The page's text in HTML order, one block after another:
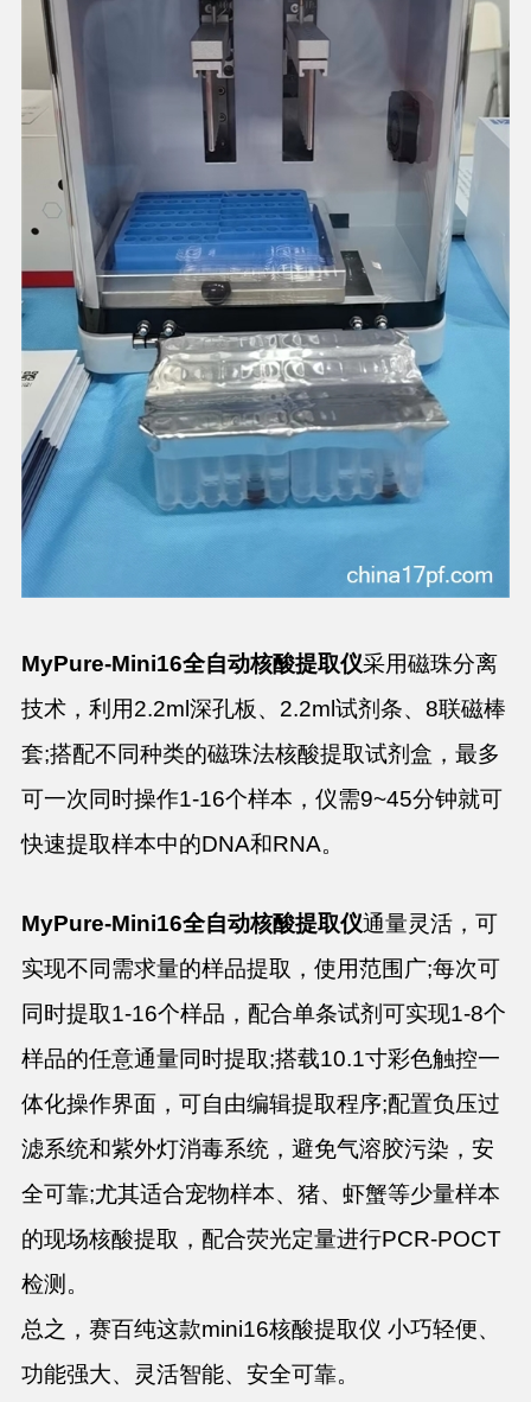
MyPure-Mini16全自动核酸提取仪采用磁珠分离
技术，利用2.2ml深孔板、2.2ml试剂条、8联磁棒
套;搭配不同种类的磁珠法核酸提取试剂盒，最多
可一次同时操作1-16个样本，仪需9~45分钟就可
快速提取样本中的DNA和RNA。
MyPure-Mini16全自动核酸提取仪通量灵活，可
实现不同需求量的样品提取，使用范围广;每次可
同时提取1-16个样品，配合单条试剂可实现1-8个
样品的任意通量同时提取;搭载10.1寸彩色触控一
体化操作界面，可自由编辑提取程序;配置负压过
滤系统和紫外灯消毒系统，避免气溶胶污染，安
全可靠;尤其适合宠物样本、猪、虾蟹等少量样本
的现场核酸提取，配合荧光定量进行PCR-POCT
检测。
总之，赛百纯这款mini16核酸提取仪 小巧轻便、
功能强大、灵活智能、安全可靠。